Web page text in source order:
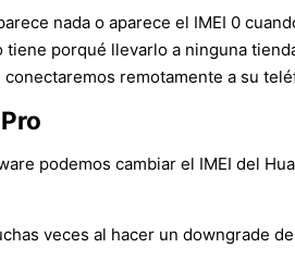
nada o aparece el IMEI 0
porqué llevarlo a ninguna
remotamente a su
podemos cambiar el IMEI del
veces al hacer un downgrade